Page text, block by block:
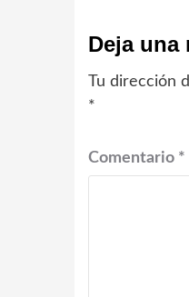
Deja una
Tu dirección
*
Comentario *